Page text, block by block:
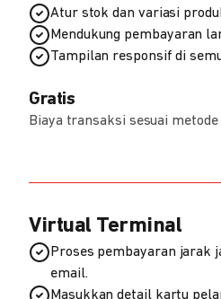
Atur stok dan variasi
Mendukung pembayaran
Tampilan responsif di
Gratis
Biaya transaksi sesuai
Virtual Terminal
Proses pembayaran jarak
email.
Masukkan detail kartu